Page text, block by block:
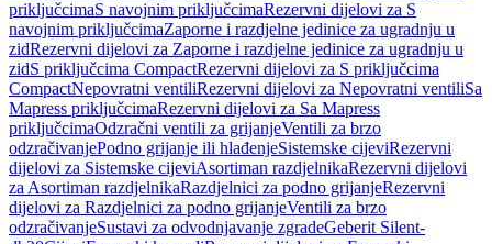
priključcimaS navojnim priključcimaRezervni dijelovi za S
navojnim priključcimaZaporne i razdjelne jedinice za ugradnju u
zidRezervni dijelovi za Zaporne i razdjelne jedinice za ugradnju u
zidS priključcima CompactRezervni dijelovi za S priključcima
CompactNepovratni ventiliRezervni dijelovi za Nepovratni ventiliSa
Mapress priključcimaRezervni dijelovi za Sa Mapress
priključcimaOdzračni ventili za grijanjeVentili za brzo
odzračivanjePodno grijanje ili hlađenjeSistemske cijeviRezervni
dijelovi za Sistemske cijeviAsortiman razdjelnikaRezervni dijelovi
za Asortiman razdjelnikaRazdjelnici za podno grijanjeRezervni
dijelovi za Razdjelnici za podno grijanjeVentili za brzo
odzračivanjeSustavi za odvodnjavanje zgradeGeberit Silent-